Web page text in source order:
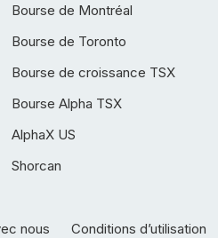
Bourse de Montréal
Bourse de Toronto
Bourse de croissance TSX
Bourse Alpha TSX
AlphaX US
Shorcan
nous Conditions d’utilisation